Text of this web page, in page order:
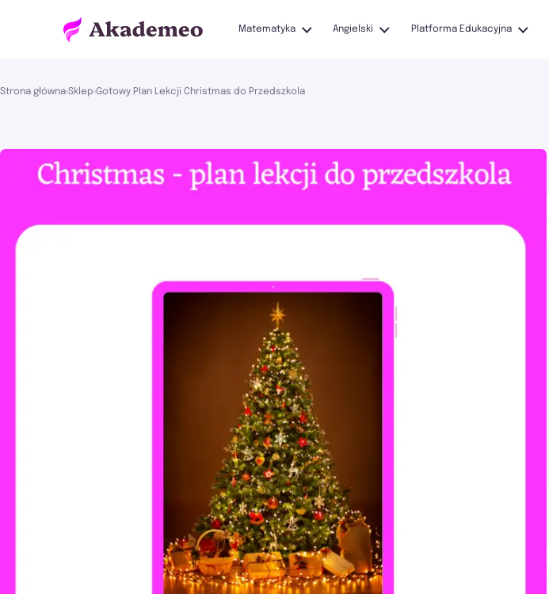
Matematyka Angielski Platforma Edukacyjna
Strona główna›Sklep›Gotowy Plan Lekcji Christmas do Przedszkola